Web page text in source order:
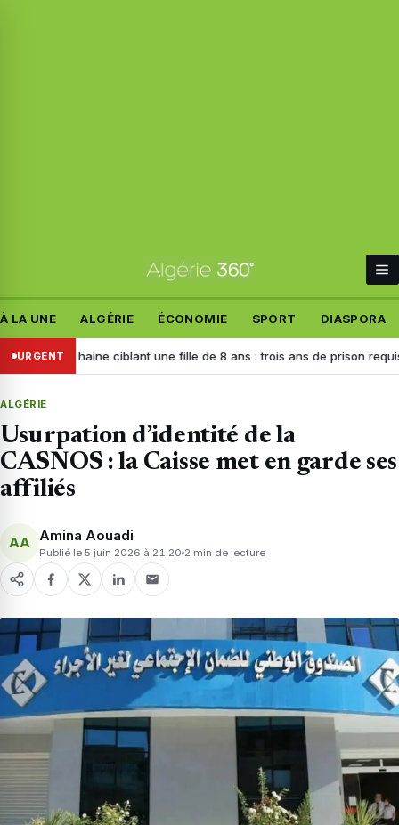
À LA UNE ALGÉRIE ÉCONOMIE SPORT DIASPORA
URGENT
de haine ciblant une fille de 8 ans : trois ans de prison requis contre
ALGÉRIE
Usurpation d’identité de la
CASNOS : la Caisse met en garde ses
affiliés
AA Amina Aouadi
Publié le 5 juin 2026 à 21:20 2 min de lecture